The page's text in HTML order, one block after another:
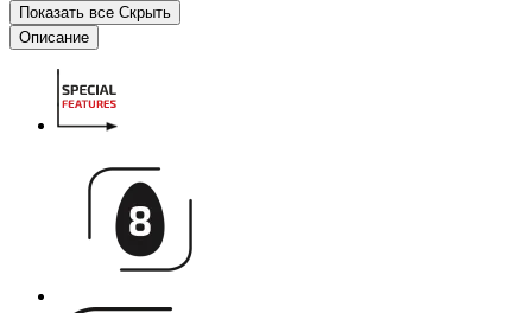
Показать все Скрыть
Описание